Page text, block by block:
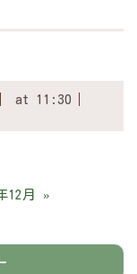
at 11:30
12月 »